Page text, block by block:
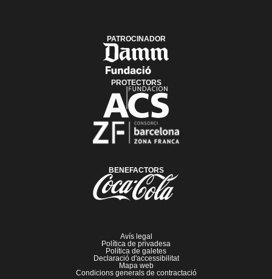
PATROCINADOR
PROTECTORS
BENEFACTORS
Avís legal
Política de privadesa
Política de galetes
Declaració d'accessibilitat
Mapa web
Condicions generals de contractació